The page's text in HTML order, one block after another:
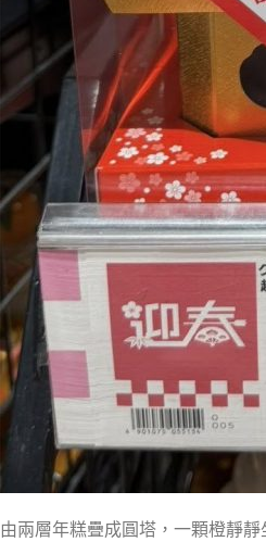
由兩層年糕疊成圓塔，一顆橙靜